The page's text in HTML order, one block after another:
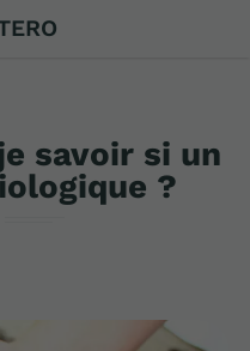
savoir si un
?